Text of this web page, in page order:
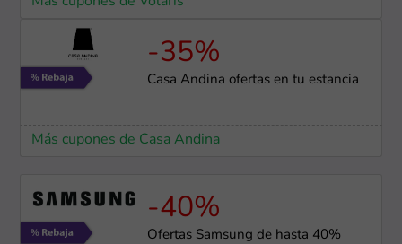
-35%
Casa Andina ofertas en tu estancia
Más cupones de Casa Andina
-40%
Ofertas Samsung de hasta 40%